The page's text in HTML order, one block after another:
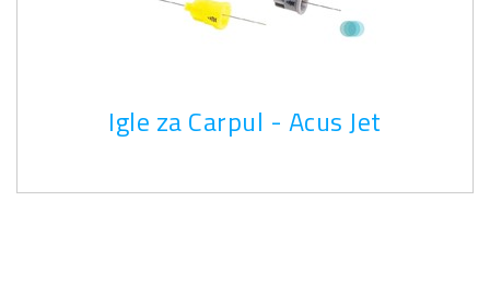
Igle za Carpul - Acus Jet